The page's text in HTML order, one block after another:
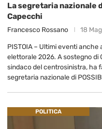
La segretaria nazionale
Capecchi
Francesco Rossano 18
PISTOIA – Ultimi eventi anche
elettorale 2026. A sostegno di
sindaco del centrosinistra, ha
segretaria nazionale di
POLITICA